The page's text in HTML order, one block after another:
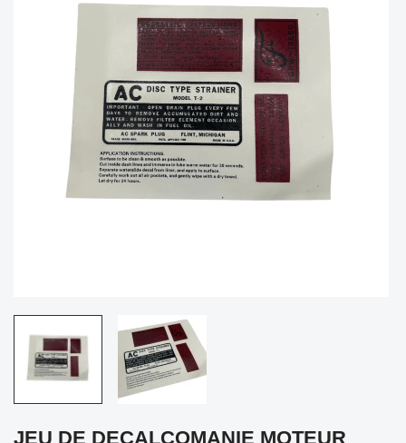
JEU DE DECALCOMANIE MOTEUR